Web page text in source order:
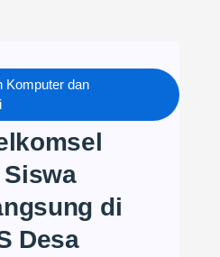
Komputer dan
TJKT
di
Desa